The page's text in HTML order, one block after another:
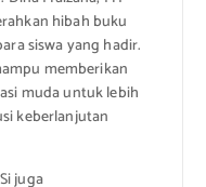
hibah buku
siswa yang hadir.
memberikan
muda untuk lebih
keberlanjutan
juga